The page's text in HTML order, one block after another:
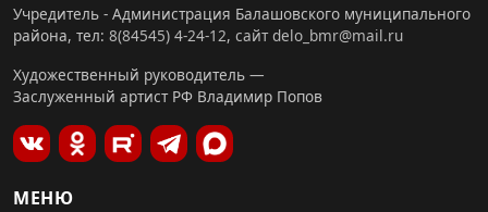
Учредитель - Администрация Балашовского муниципального
района, тел: 8(84545) 4-24-12, сайт delo_bmr@mail.ru
Художественный руководитель —
Заслуженный артист РФ Владимир Попов
МЕНЮ